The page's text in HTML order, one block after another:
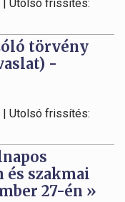
| Utolsó frissítés:
törvény
-
| Utolsó frissítés:
szakmai
27-én »